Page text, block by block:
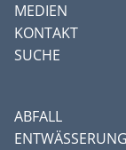
MEDIEN
KONTAKT
SUCHE
ABFALL
ENTWÄSSERUNG